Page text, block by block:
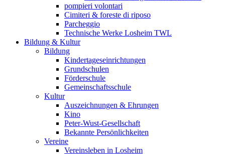
pompieri volontari
Cimiteri & foreste di riposo
Parcheggio
Technische Werke Losheim TWL
Bildung & Kultur
Bildung
Kindertageseinrichtungen
Grundschulen
Förderschule
Gemeinschaftsschule
Kultur
Auszeichnungen & Ehrungen
Kino
Peter-Wust-Gesellschaft
Bekannte Persönlichkeiten
Vereine
Vereinsleben in Losheim